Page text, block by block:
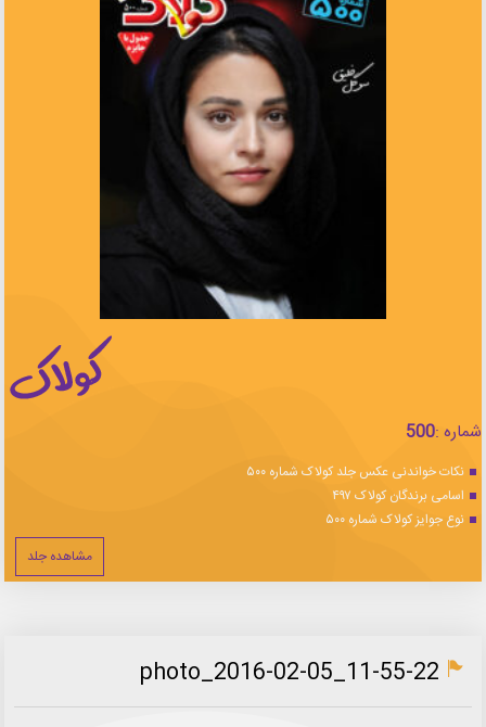
شماره :500
نکات خواندنی عکس جلد کولاک شماره ۵۰۰
اسامی برندگان کولاک ۴۹۷
نوع جوایز کولاک شماره ۵۰۰
مشاهده جلد
photo_2016-02-05_11-55-22